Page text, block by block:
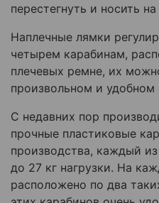
перестегнуть и носить
Наплечные лямки
четырем карабинам,
плечевых ремне, их
произвольном и удобном
С недавних пор
прочные пластиковые
производства, каждый
до 27 кг нагрузки. На
расположено по два